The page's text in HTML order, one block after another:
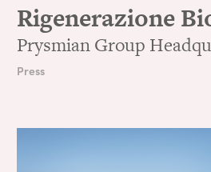
Rigenerazione
Prysmian Group
Press